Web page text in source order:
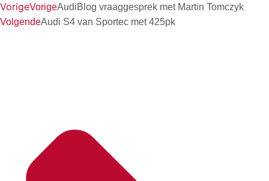
VorigeVorigeAudiBlog vraaggesprek met Martin Tomczyk
VolgendeAudi S4 van Sportec met 425pk